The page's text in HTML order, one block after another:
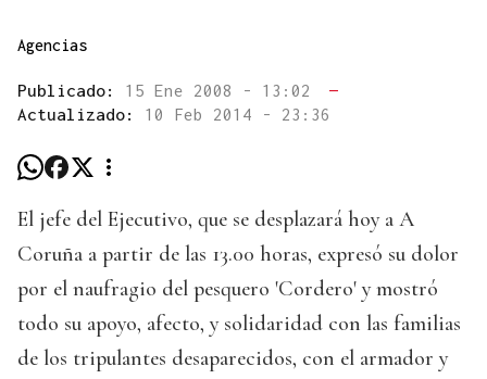
Agencias
Publicado: 15 Ene 2008 - 13:02
—
Actualizado: 10 Feb 2014 - 23:36
El jefe del Ejecutivo, que se desplazará hoy a A
Coruña a partir de las 13.00 horas, expresó su dolor
por el naufragio del pesquero 'Cordero' y mostró
todo su apoyo, afecto, y solidaridad con las familias
de los tripulantes desaparecidos, con el armador y